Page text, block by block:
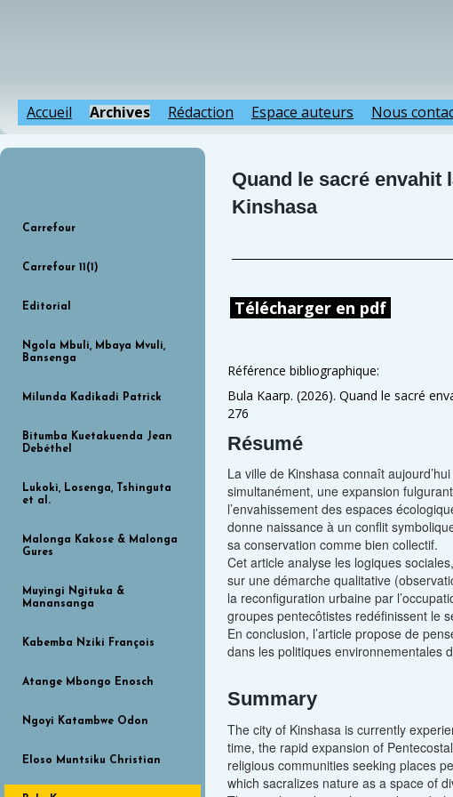
Accueil Archives Rédaction Espace auteurs Nous
Carrefour
Carrefour 11(1)
Editorial
Ngola Mbuli, Mbaya Mvuli,
Bansenga
Milunda Kadikadi Patrick
Bitumba Kuetakuenda Jean
Debéthel
Lukoki, Losenga, Tshinguta
et al.
Malonga Kakose & Malonga
Gures
Muyingi Ngituka &
Manansanga
Kabemba Nziki François
Atange Mbongo Enosch
Ngoyi Katambwe Odon
Eloso Muntsiku Christian
Quand le sacré
Kinshasa
Télécharger en pdf
Référence bibliographique:
Bula Kaarp. (2026). Quand le sacré
276
Résumé
La ville de Kinshasa connaît
simultanément, une expansion
l’envahissement des espaces
donne naissance à un conflit
sa conservation comme bien collectif.
Cet article analyse les logiques
sur une démarche qualitative
la reconfiguration urbaine par
groupes pentecôtistes redéfinissent le
En conclusion, l’article propose de
dans les politiques environnementales
Summary
The city of Kinshasa is currently
time, the rapid expansion of
religious communities seeking places
which sacralizes nature as a space of